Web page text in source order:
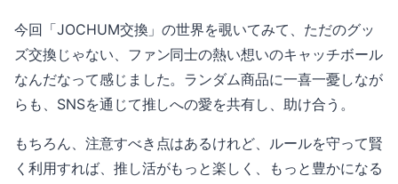
今回「JOCHUM交換」の世界を覗いてみて、ただのグッ
ズ交換じゃない、ファン同士の熱い想いのキャッチボール
なんだなって感じました。ランダム商品に一喜一憂しなが
らも、SNSを通じて推しへの愛を共有し、助け合う。
もちろん、注意すべき点はあるけれど、ルールを守って賢
く利用すれば、推し活がもっと楽しく、もっと豊かになる